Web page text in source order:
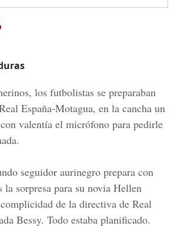
los futbolistas se preparaban
España-Motagua, en la cancha un
valentía el micrófono para pedirle
seguidor aurinegro prepara con
sorpresa para su novia Hellen
de la directiva de Real
Bessy. Todo estaba planificado.